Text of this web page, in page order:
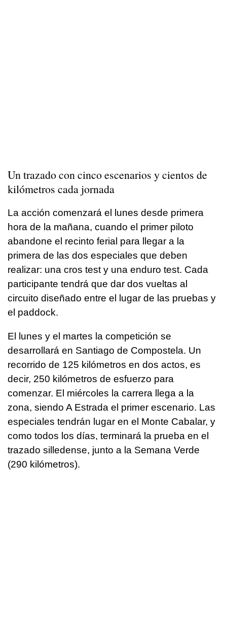
Un trazado con cinco escenarios y cientos de
kilómetros cada jornada
La acción comenzará el lunes desde primera
hora de la mañana, cuando el primer piloto
abandone el recinto ferial para llegar a la
primera de las dos especiales que deben
realizar: una cros test y una enduro test. Cada
participante tendrá que dar dos vueltas al
circuito diseñado entre el lugar de las pruebas y
el paddock.
El lunes y el martes la competición se
desarrollará en Santiago de Compostela. Un
recorrido de 125 kilómetros en dos actos, es
decir, 250 kilómetros de esfuerzo para
comenzar. El miércoles la carrera llega a la
zona, siendo A Estrada el primer escenario. Las
especiales tendrán lugar en el Monte Cabalar, y
como todos los días, terminará la prueba en el
trazado silledense, junto a la Semana Verde
(290 kilómetros).